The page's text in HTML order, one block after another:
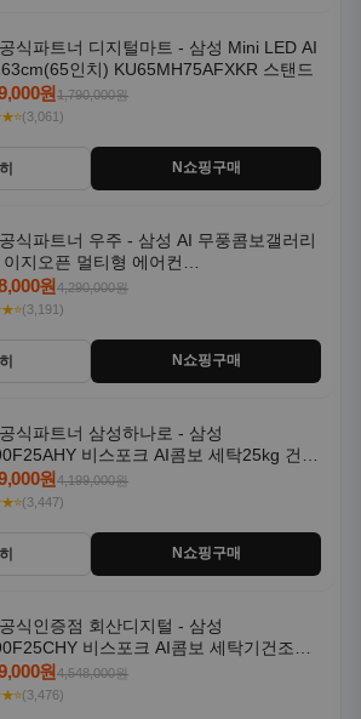
식파트너 디지털마트 - 삼성 Mini LED AI
인치) KU65MH75AFXKR 스탠드
원1,790,000원
(3,061)
N쇼핑구매
식파트너 우주 - 삼성 AI 무풍콤보갤러리
이지오픈 멀티형 에어컨
기본설치포함
원4,290,000원
(3,191)
N쇼핑구매
식파트너 삼성하나로 - 삼성
비스포크 AI콤보 세탁25kg 건조
자동문열림 1등급
원4,199,000원
(3,447)
N쇼핑구매
식인증점 회산디지털 - 삼성
비스포크 AI콤보 세탁기건조기
25kg+18kg 1등급
원4,548,000원
(3,476)